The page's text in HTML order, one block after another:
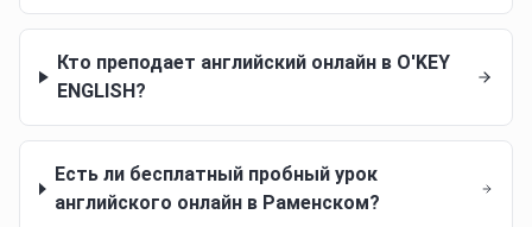
Кто преподает английский онлайн в O'KEY
ENGLISH?
Есть ли бесплатный пробный урок
английского онлайн в Раменском?